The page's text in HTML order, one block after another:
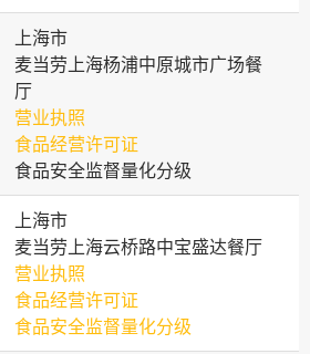
上海市
麦当劳上海杨浦中原城市广场餐
厅
营业执照
食品经营许可证
食品安全监督量化分级
上海市
麦当劳上海云桥路中宝盛达餐厅
营业执照
食品经营许可证
食品安全监督量化分级